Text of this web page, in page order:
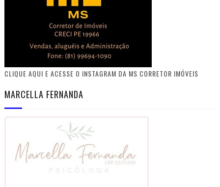
CLIQUE AQUI E ACESSE O INSTAGRAM DA MS CORRETOR IMÓVEIS
MARCELLA FERNANDA